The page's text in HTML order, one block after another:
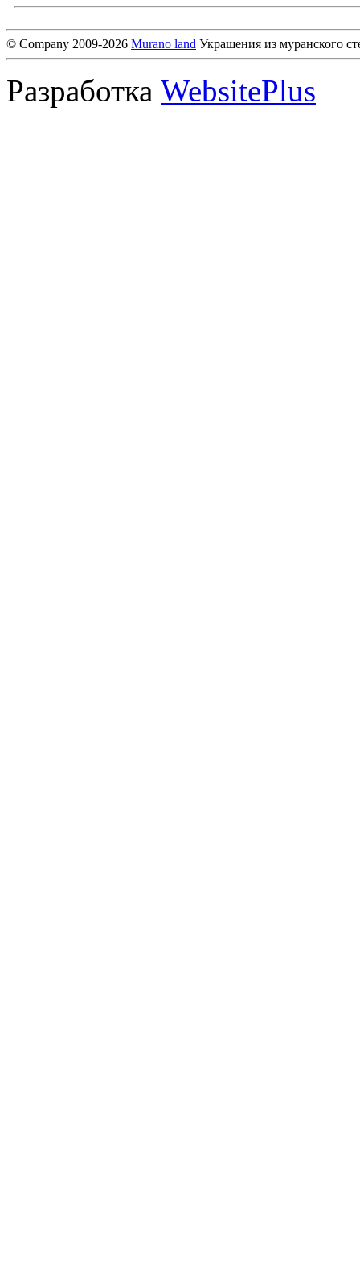
© Company 2009-2026 Murano land Украшения из муранского
Разработка WebsitePlus